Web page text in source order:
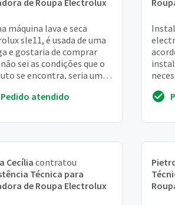
de Roupa Electrolux
máquina lava e seca
sle11, é usada de uma
e gostaria de comprar
sei as condições que o
se encontra, seria uma
Pedido atendido
Cecília contratou
Técnica para
de Roupa Electrolux